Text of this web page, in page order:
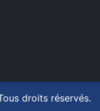
droits réservés.